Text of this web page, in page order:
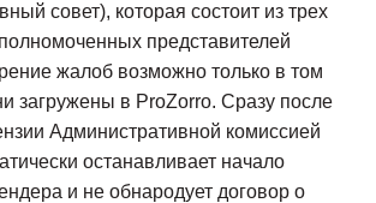
совет), которая состоит из трех
представителей
жалоб возможно только в том
загружены в ProZorro. Сразу после
Административной комиссией
останавливает начало
и не обнародует договор о